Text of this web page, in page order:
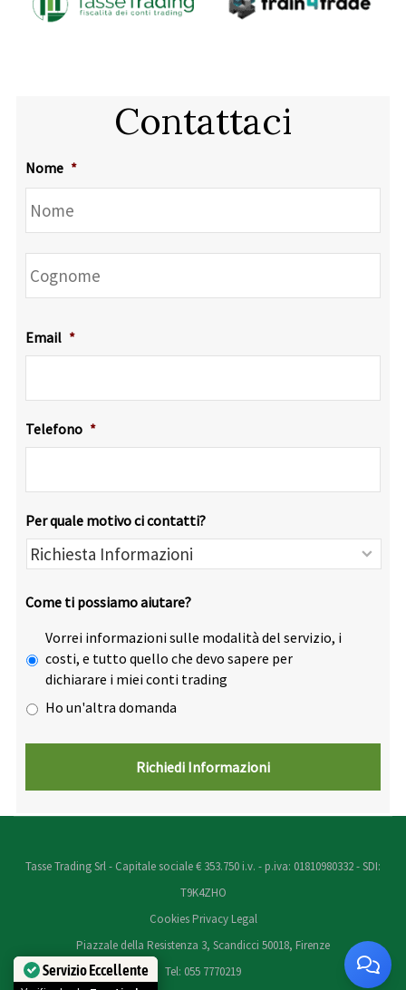
Servizio Eccellente
Contattaci
Nome *
Email *
Telefono *
Per quale motivo ci contatti?
Come ti possiamo aiutare?
Vorrei informazioni sulle modalità del servizio, i
costi, e tutto quello che devo sapere per
dichiarare i miei conti trading
Ho un'altra domanda
Tasse Trading Srl - Capitale sociale € 353.750 i.v. - p.iva: 01810980332 - SDI:
T9K4ZHO
Cookies Privacy Legal
Piazzale della Resistenza 3, Scandicci 50018, Firenze
Tel: 055 7770219